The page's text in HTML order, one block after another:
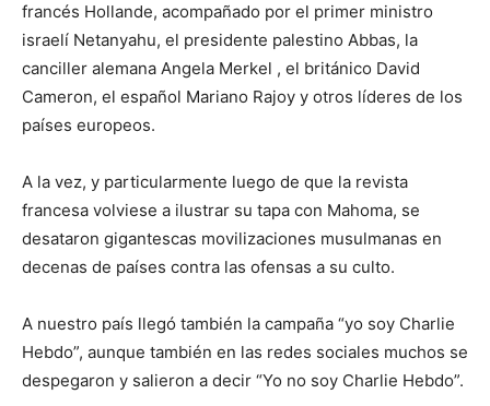
francés Hollande, acompañado por el primer ministro
israelí Netanyahu, el presidente palestino Abbas, la
canciller alemana Angela Merkel , el británico David
Cameron, el español Mariano Rajoy y otros líderes de los
países europeos.
A la vez, y particularmente luego de que la revista
francesa volviese a ilustrar su tapa con Mahoma, se
desataron gigantescas movilizaciones musulmanas en
decenas de países contra las ofensas a su culto.
A nuestro país llegó también la campaña “yo soy Charlie
Hebdo”, aunque también en las redes sociales muchos se
despegaron y salieron a decir “Yo no soy Charlie Hebdo”.